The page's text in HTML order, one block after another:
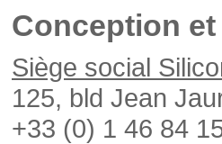
Conception
Siège social
125, bld Jean
+33 (0) 1 46 84